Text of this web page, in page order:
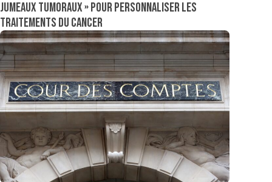
jumeaux tumoraux » pour personnaliser les
traitements du cancer